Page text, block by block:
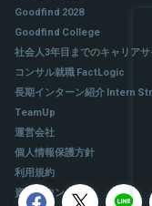
Goodfind 2028
Goodfind College
社会人3年目までのキャリア
コンサル就職 FactLogic
長期インターン紹介 Intern
TeamUp
運営会社
個人情報保護方針
利用規約
資料ダウンロード